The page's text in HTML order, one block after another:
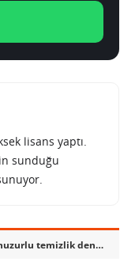
lisans yaptı.
sunduğu
PowerWash Simulator 2, huzurlu temizlik deneyimini yeni nesil konsollara taşıyor